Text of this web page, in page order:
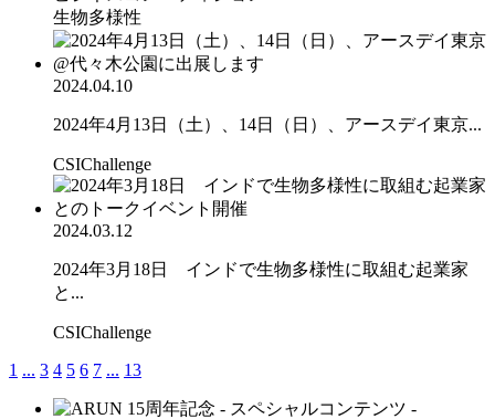
生物多様性
2024.04.10
2024年4月13日（土）、14日（日）、アースデイ東京...
CSIChallenge
2024.03.12
2024年3月18日 インドで生物多様性に取組む起業家
と...
CSIChallenge
1 ... 3 4 5 6 7 ... 13